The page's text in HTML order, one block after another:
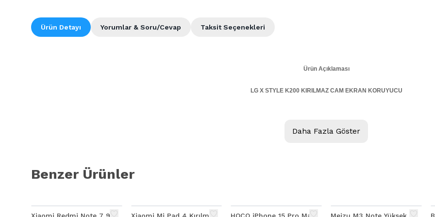
Ürün Detayı Taksit Seçenekleri
Yorumlar & Soru/Cevap
Ürün Açıklaması
LG X STYLE K200 KIRILMAZ CAM EKRAN KORUYUCU
Ally Magic Glass Özel malzemeden Titanium Metal ve Camın birleşmesiyle yapılmış özel koruyucu, Ekranında film yokmuş gibi ekranı
% 35 Daha İnce
Daha Fazla Göster
Benzer Ürünler